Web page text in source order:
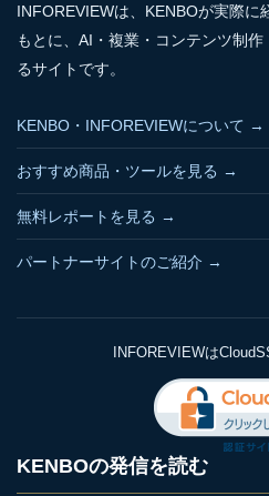
INFOREVIEWは、KENBOが実際に
もとに、AI・複業・コンテンツ制
るサイトです。
KENBO・INFOREVIEWについて →
おすすめ商品・ツールを見る →
無料レポートを見る →
パートナーサイトのご紹介 →
INFOREVIEWは
KENBOの発信を読む